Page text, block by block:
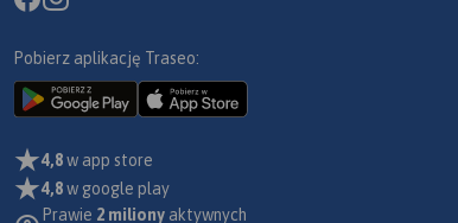
Pobierz aplikację Traseo:
4,8w app store
4,8w google play
Prawie 2 miliony aktywnych